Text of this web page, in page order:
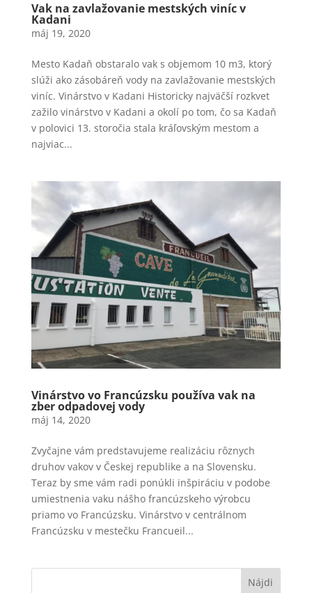
Vak na zavlažovanie mestských viníc v
Kadani
máj 19, 2020
Mesto Kadaň obstaralo vak s objemom 10 m3, ktorý
slúži ako zásobáreň vody na zavlažovanie mestských
viníc. Vinárstvo v Kadani Historicky najväčší rozkvet
zažilo vinárstvo v Kadani a okolí po tom, čo sa Kadaň
v polovici 13. storočia stala kráľovským mestom a
najviac...
Vinárstvo vo Francúzsku používa vak na
zber odpadovej vody
máj 14, 2020
Zvyčajne vám predstavujeme realizáciu rôznych
druhov vakov v Českej republike a na Slovensku.
Teraz by sme vám radi ponúkli inšpiráciu v podobe
umiestnenia vaku nášho francúzskeho výrobcu
priamo vo Francúzsku. Vinárstvo v centrálnom
Francúzsku v mestečku Francueil...